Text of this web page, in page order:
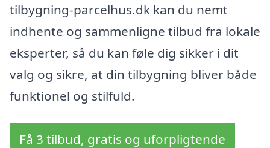
tilbygning-parcelhus.dk kan du nemt
indhente og sammenligne tilbud fra lokale
eksperter, så du kan føle dig sikker i dit
valg og sikre, at din tilbygning bliver både
funktionel og stilfuld.
Få 3 tilbud, gratis og uforpligtende